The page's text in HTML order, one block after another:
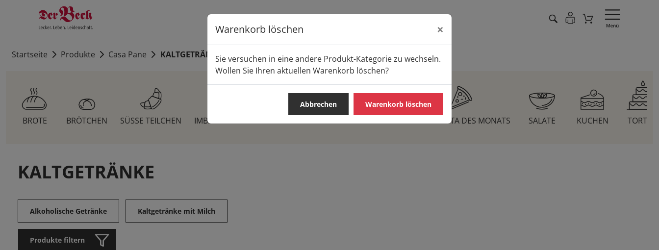
Warenkorb löschen ×
Sie versuchen in eine andere Produkt-Kategorie zu wechseln.
Wollen Sie Ihren aktuellen Warenkorb löschen?
Abbrechen Warenkorb löschen
Startseite Produkte Casa Pane KALTGETRÄNKE
BROTE BRÖTCHEN SÜSSE TEILCHEN IMBISS & SNACKS PIZZA / PASTA DES MONATS SALATE KUCHEN TORTEN
KALTGETRÄNKE
Alkoholische Getränke Kaltgetränke mit Milch
Produkte filtern